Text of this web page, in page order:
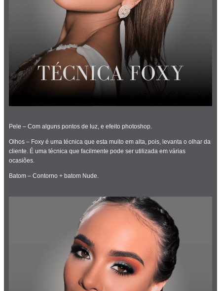
Pele – Com alguns pontos de luz, e efeito photoshop.
Olhos – Foxy é uma técnica que esta muito em alta, pois, levanta o olhar da
cliente. É uma técnica que facilmente pode ser utilizada em várias
ocasiões.
Batom – Contorno + batom Nude.